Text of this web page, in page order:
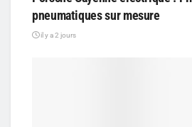
pneumatiques sur mesure
il y a 2 jours